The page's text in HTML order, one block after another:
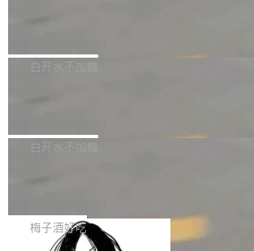
员工参与设立的专项资产管理计划。其中，Dee
获配9...
一个回归问题，该问题导致拉取镜像时会拒绝包
题，该问题可能导致在旧版 Linux 内核...
e 孵化器项目管理委员会（IPMC）投票中获得
P）！这一里程碑不仅标志着 Fluss 迈入新的发
白开水不加糖
长期停止内容更新，未能实现其作为“AI版维基百
提交的编辑请求也长期处于待处理状态。 Groki
pedia 于去年底上线，定位为由人工智能生成内
白开水不加糖
是这样的：配 MessageSource 的 Bean、写 R
eloadableResourceBundleMessageSource、
梅子酒好吃